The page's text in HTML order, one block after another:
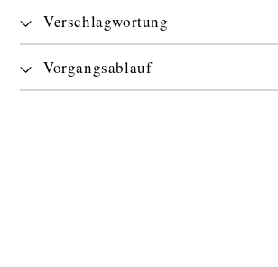
Verschlagwortung
Vorgangsablauf